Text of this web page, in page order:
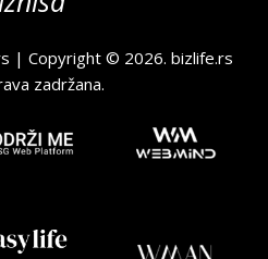
| Copyright © 2026.bizlife.rs
zadržana.